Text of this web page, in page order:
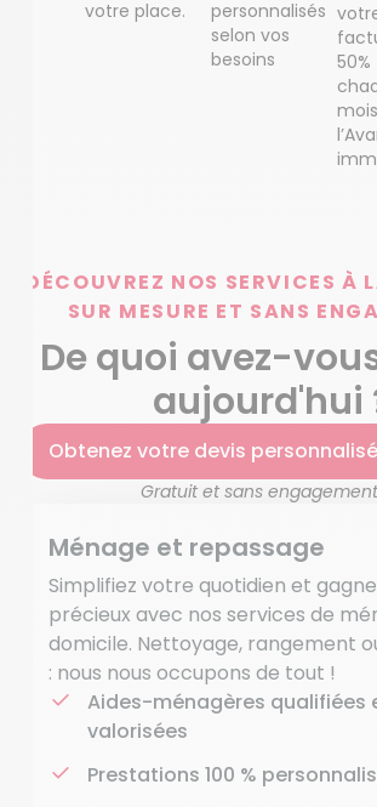
votre place.
personnalisés
selon vos
besoins
50%
DÉCOUVREZ NOS SERVICES À
SUR MESURE ET SANS
De quoi avez-
aujourd'hui
Obtenez votre devis personnalisé
Gratuit et sans engagement
Ménage et repassage
Simplifiez votre quotidien et
précieux avec nos services de
domicile. Nettoyage, rangement
: nous nous occupons de tout !
Aides-ménagères qualifiées
valorisées
Prestations 100 %